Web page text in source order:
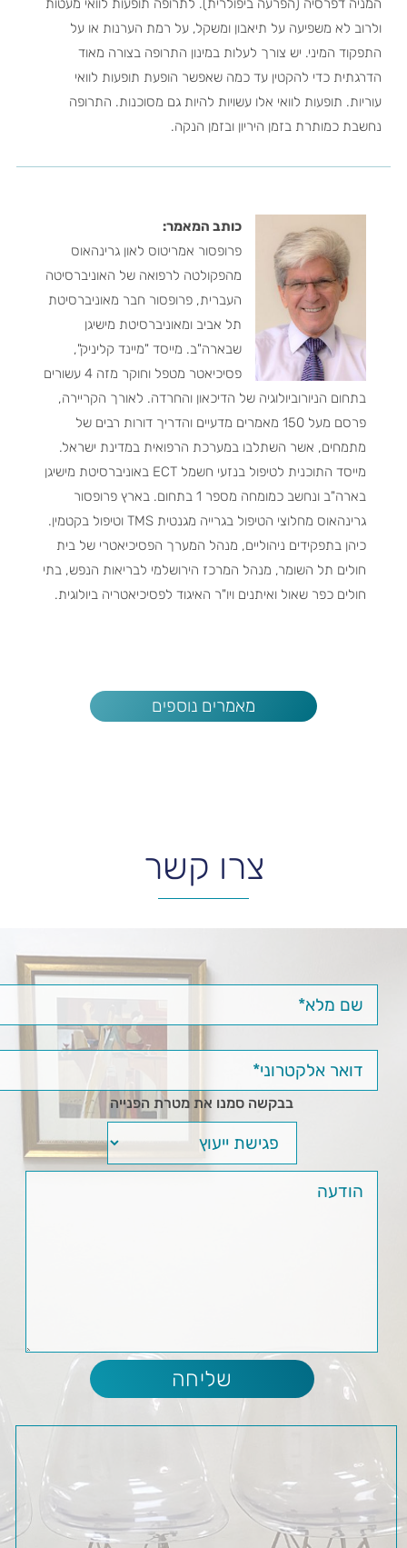
המניה דפרסיה (הפרעה ביפולרית). לתרופה תופעות לוואי מעטות
ולרוב לא משפיעה על תיאבון ומשקל, על רמת הערנות או על
התפקוד המיני. יש צורך לעלות במינון התרופה בצורה מאוד
הדרגתית כדי להקטין עד כמה שאפשר הופעת תופעות לוואי
עוריות. תופעות לוואי אלו עשויות להיות גם מסוכנות. התרופה
נחשבת כמותרת בזמן היריון ובזמן הנקה.
כותב המאמר:
פרופסור אמריטוס לאון גרינהאוס
מהפקולטה לרפואה של האוניברסיטה
העברית, פרופסור חבר מאוניברסיטת
תל אביב ומאוניברסיטת מישיגן
שבארה"ב. מייסד "מיינד קליניק",
פסיכיאטר מטפל וחוקר מזה 4 עשורים
בתחום הניורוביולוגיה של הדיכאון והחרדה. לאורך הקריירה,
פרסם מעל 150 מאמרים מדעיים והדריך דורות רבים של
מתמחים, אשר השתלבו במערכת הרפואית במדינת ישראל.
מייסד התוכנית לטיפול בנזעי חשמל ECT באוניברסיטת מישיגן
בארה"ב ונחשב כמומחה מספר 1 בתחום. בארץ פרופסור
גרינהאוס מחלוצי הטיפול בגרייה מגנטית TMS וטיפול בקטמין.
כיהן בתפקידים ניהוליים, מנהל המערך הפסיכיאטרי של בית
חולים תל השומר, מנהל המרכז הירושלמי לבריאות הנפש, בתי
חולים כפר שאול ואיתנים ויו"ר האיגוד לפסיכיאטריה ביולוגית.
מאמרים נוספים
צרו קשר
בבקשה סמנו את מטרת הפנייה